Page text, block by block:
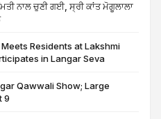
ਨਾਲ ਚੁਣੀ ਗਈ, ਸ੍ਰੀ ਕਾਂਤ ਮੋਗੂਲਾਲਾ
Residents at Lakshmi
in Langar Seva
Qawwali Show; Large
9